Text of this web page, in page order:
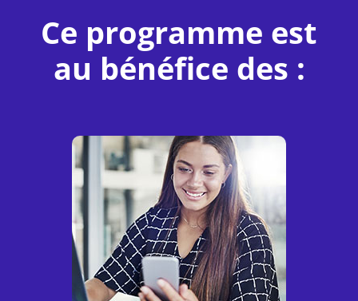
Ce programme est
au bénéfice des :